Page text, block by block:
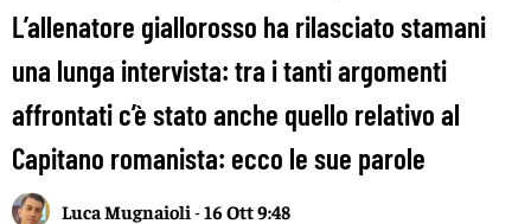
L’allenatore giallorosso ha rilasciato stamani
una lunga intervista: tra i tanti argomenti
affrontati c’è stato anche quello relativo al
Capitano romanista: ecco le sue parole
Luca Mugnaioli -16 Ott 9:48